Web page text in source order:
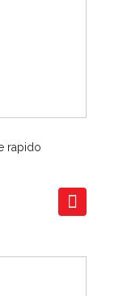
rapido